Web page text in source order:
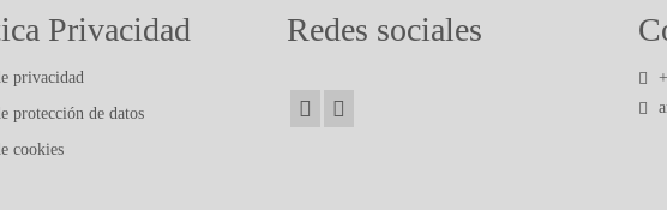
Privacidad
privacidad
protección de datos
cookies
Redes sociales